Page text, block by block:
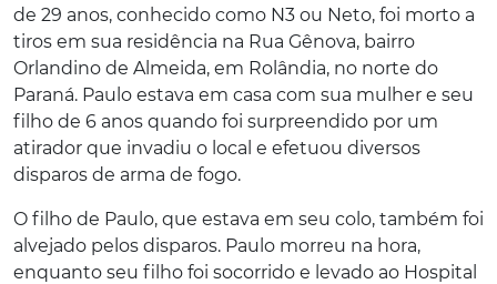
de 29 anos, conhecido como N3 ou Neto, foi morto a
tiros em sua residência na Rua Gênova, bairro
Orlandino de Almeida, em Rolândia, no norte do
Paraná. Paulo estava em casa com sua mulher e seu
filho de 6 anos quando foi surpreendido por um
atirador que invadiu o local e efetuou diversos
disparos de arma de fogo.
O filho de Paulo, que estava em seu colo, também foi
alvejado pelos disparos. Paulo morreu na hora,
enquanto seu filho foi socorrido e levado ao Hospital